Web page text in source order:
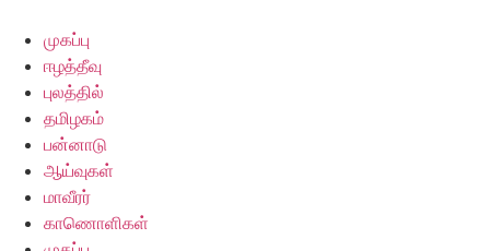
content
முகப்பு
ஈழத்தீவு
புலத்தில்
தமிழகம்
பன்னாடு
ஆய்வுகள்
மாவீரர்
காணொளிகள்